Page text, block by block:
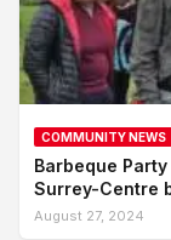
COMMUNITY NEWS
Barbeque
Surrey-Centre
August 27, 2024